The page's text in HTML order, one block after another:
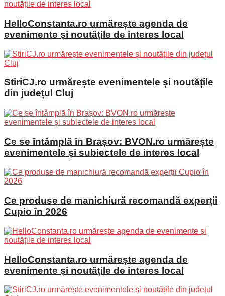
HelloConstanta.ro urmărește agenda de
evenimente și noutățile de interes local
StiriCJ.ro urmărește evenimentele și noutățile
din județul Cluj
Ce se întâmplă în Brașov: BVON.ro urmărește
evenimentele și subiectele de interes local
Ce produse de manichiură recomandă experții
Cupio în 2026
HelloConstanta.ro urmărește agenda de
evenimente și noutățile de interes local